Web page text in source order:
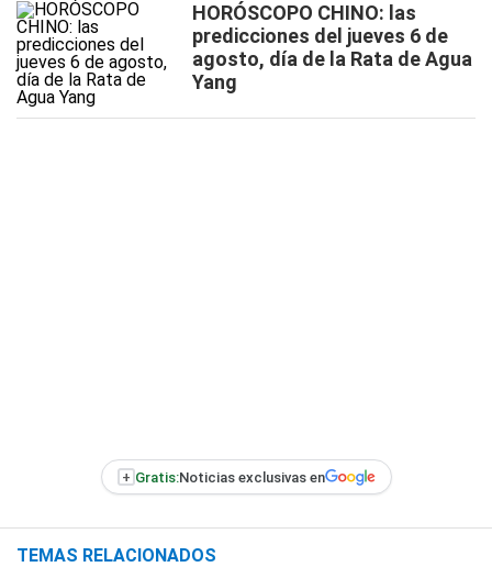
HORÓSCOPO CHINO: las
predicciones del jueves 6 de
agosto, día de la Rata de Agua
Yang
+ Gratis:Noticias exclusivas en
TEMAS RELACIONADOS